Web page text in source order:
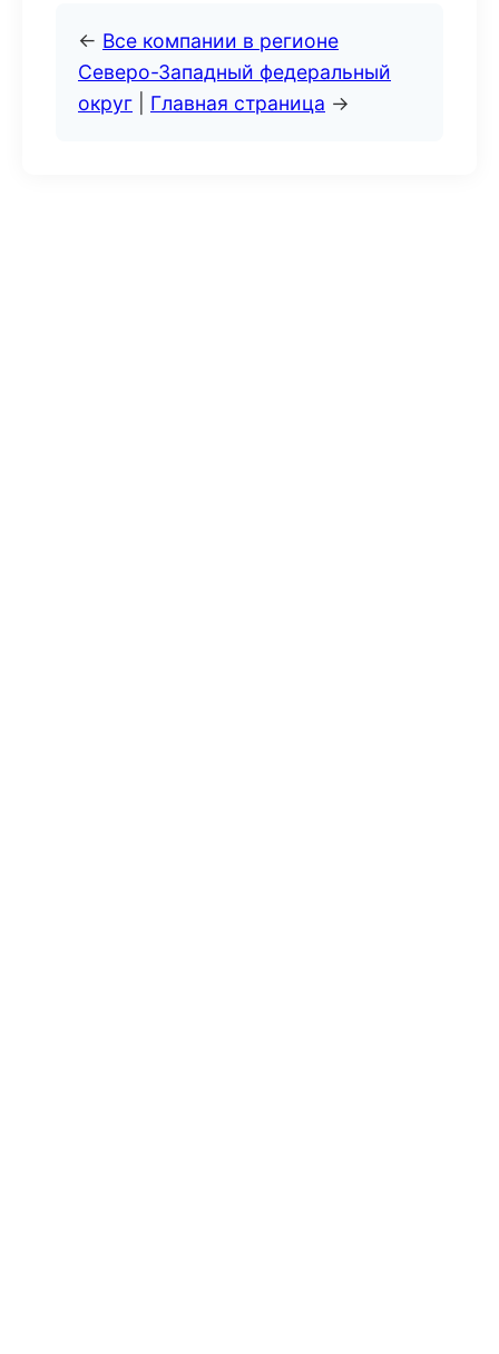
← Все компании в регионе
Северо-Западный федеральный
округ
Главная страница →